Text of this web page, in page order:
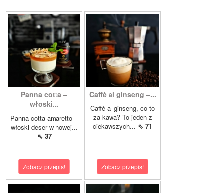
Panna cotta –
włoski...
Panna cotta amaretto –
włoski deser w nowej...
⇖ 37
Zobacz przepis!
Caffè al ginseng –...
Caffè al ginseng, co to
za kawa? To jeden z
ciekawszych... ⇖ 71
Zobacz przepis!